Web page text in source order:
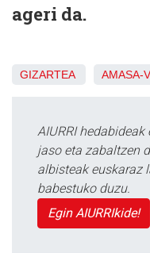
ageri da.
GIZARTEA AMASA-
AIURRI
jaso eta zabaltzen
albisteak euskaraz
babestuko duzu.
Egin AIURRIkide!